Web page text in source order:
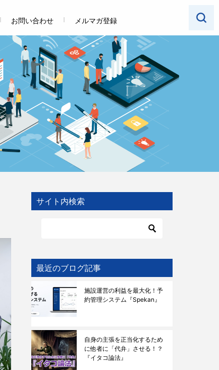
お問い合わせ メルマガ登録
サイト内検索
最近のブログ記事
施設運営の利益を最大化！予
約管理システム『Spekan』
自身の主張を正当化するため
に他者に「代弁」させる！？
『イタコ論法』